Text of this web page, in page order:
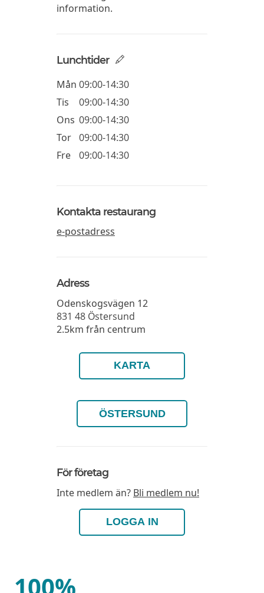
information.
Lunchtider
Mån 09:00-14:30
Tis
09:00-14:30
Ons 09:00-14:30
Tor 09:00-14:30
Fre
09:00-14:30
Kontakta restaurang
e-postadress
Adress
Odenskogsvägen 12
831 48 Östersund
2.5km från centrum
KARTA
ÖSTERSUND
För företag
Inte medlem än? Bli medlem nu!
LOGGA IN